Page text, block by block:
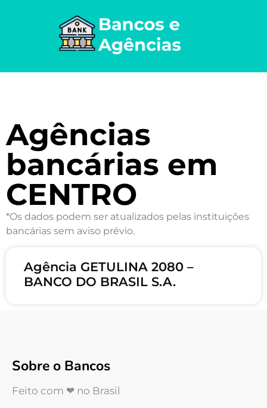
Agências
bancárias em
CENTRO
*Os dados podem ser atualizados pelas instituições
bancárias sem aviso prévio.
Agência GETULINA 2080 –
BANCO DO BRASIL S.A.
Sobre o Bancos
Feito com ❤ no Brasil